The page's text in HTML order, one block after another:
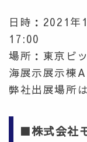
日時：2021
17:00
場所：東京ビ
海展示展示棟
弊社出展場所
■株式会社